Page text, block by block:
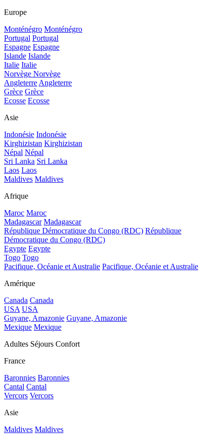
Europe
Monténégro Monténégro
Portugal Portugal
Espagne Espagne
Islande Islande
Italie Italie
Norvège Norvège
Angleterre Angleterre
Grèce Grèce
Ecosse Ecosse
Asie
Indonésie Indonésie
Kirghizistan Kirghizistan
Népal Népal
Sri Lanka Sri Lanka
Laos Laos
Maldives Maldives
Afrique
Maroc Maroc
Madagascar Madagascar
République Démocratique du Congo (RDC) République
Démocratique du Congo (RDC)
Egypte Egypte
Togo Togo
Pacifique, Océanie et Australie Pacifique, Océanie et Australie
Amérique
Canada Canada
USA USA
Guyane, Amazonie Guyane, Amazonie
Mexique Mexique
Adultes Séjours Confort
France
Baronnies Baronnies
Cantal Cantal
Vercors Vercors
Asie
Maldives Maldives